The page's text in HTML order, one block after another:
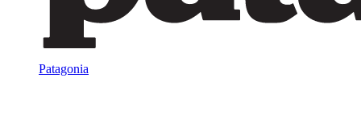
Patagonia